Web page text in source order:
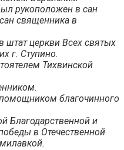
рукоположен в сан
священника в
штат церкви Всех святых
г. Ступино.
Тихвинской
помощником благочинного
Благодарственной и
в Отечественной